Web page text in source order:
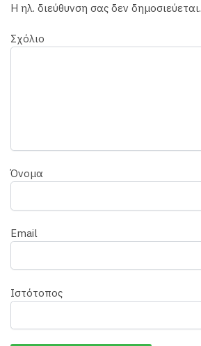
Η ηλ. διεύθυνση σας δεν δημοσιεύεται.
Σχόλιο
Όνομα
Email
Ιστότοπος